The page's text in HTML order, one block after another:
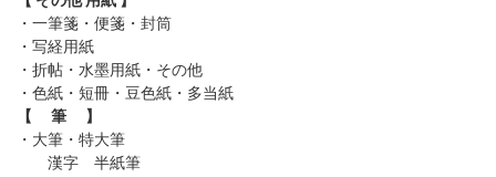
・一筆箋・便箋・封筒
・写経用紙
・折帖・水墨用紙・その他
・色紙・短冊・豆色紙・多当紙
【 筆 】
・大筆・特大筆
漢字 半紙筆